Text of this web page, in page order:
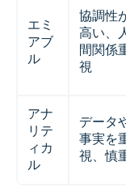
エミ
アブ
ル
協調性
高い、
間関係
視
アナ
リテ
ィカ
ル
データ
事実を
視、慎